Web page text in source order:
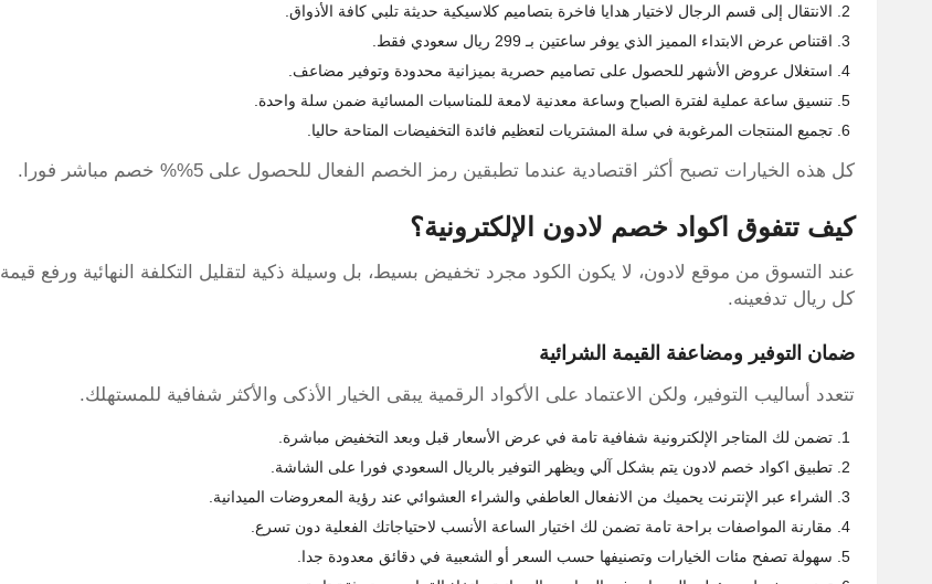
الانتقال إلى قسم الرجال لاختيار هدايا فاخرة بتصاميم كلاسيكية حديثة تلبي كافة الأذواق.
اقتناص عرض الابتداء المميز الذي يوفر ساعتين بـ 299 ريال سعودي فقط.
استغلال عروض الأشهر للحصول على تصاميم حصرية بميزانية محدودة وتوفير مضاعف.
تنسيق ساعة عملية لفترة الصباح وساعة معدنية لامعة للمناسبات المسائية ضمن سلة واحدة.
تجميع المنتجات المرغوبة في سلة المشتريات لتعظيم فائدة التخفيضات المتاحة حاليا.
كل هذه الخيارات تصبح أكثر اقتصادية عندما تطبقين رمز الخصم الفعال للحصول على 5%% خصم مباشر فورا.
كيف تتفوق اكواد خصم لادون الإلكترونية؟
عند التسوق من موقع لادون، لا يكون الكود مجرد تخفيض بسيط، بل وسيلة ذكية لتقليل التكلفة النهائية ورفع قيمة
كل ريال تدفعينه.
ضمان التوفير ومضاعفة القيمة الشرائية
تتعدد أساليب التوفير، ولكن الاعتماد على الأكواد الرقمية يبقى الخيار الأذكى والأكثر شفافية للمستهلك.
تضمن لك المتاجر الإلكترونية شفافية تامة في عرض الأسعار قبل وبعد التخفيض مباشرة.
تطبيق اكواد خصم لادون يتم بشكل آلي ويظهر التوفير بالريال السعودي فورا على الشاشة.
الشراء عبر الإنترنت يحميك من الانفعال العاطفي والشراء العشوائي عند رؤية المعروضات الميدانية.
مقارنة المواصفات براحة تامة تضمن لك اختيار الساعة الأنسب لاحتياجاتك الفعلية دون تسرع.
سهولة تصفح مئات الخيارات وتصنيفها حسب السعر أو الشعبية في دقائق معدودة جدا.